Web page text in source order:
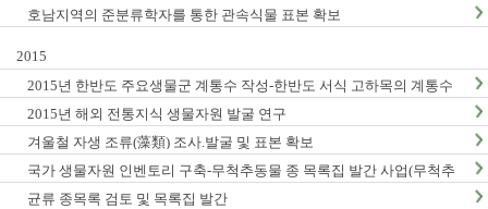
호남지역의 준분류학자를 통한 관속식물 표본 확보
2015
2015년 한반도 주요생물군 계통수 작성-한반도 서식 고하목의 계통수
작성 및 DNA바코드 연구 (1차년도) 최종 결과보고서
2015년 해외 전통지식 생물자원 발굴 연구
겨울철 자생 조류(藻類) 조사.발굴 및 표본 확보
국가 생물자원 인벤토리 구축-무척추동물 종 목록집 발간 사업(무척추
동물-Ⅵ,Ⅶ)
균류 종목록 검토 및 목록집 발간